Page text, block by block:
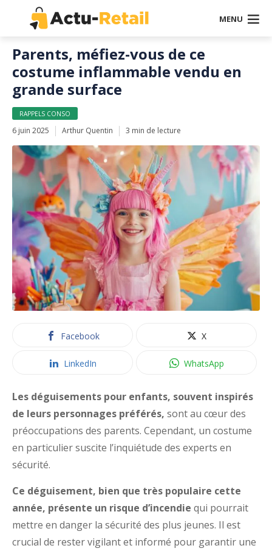
MENU
Parents, méfiez-vous de ce
costume inflammable vendu en
grande surface
RAPPELS CONSO
6 juin 2025 Arthur Quentin 3 min de lecture
Facebook X
LinkedIn WhatsApp
Les déguisements pour enfants, souvent inspirés
de leurs personnages préférés, sont au cœur des
préoccupations des parents. Cependant, un costume
en particulier suscite l’inquiétude des experts en
sécurité.
Ce déguisement, bien que très populaire cette
année, présente un risque d’incendie qui pourrait
mettre en danger la sécurité des plus jeunes. Il est
crucial de rester vigilant et informé pour garantir une